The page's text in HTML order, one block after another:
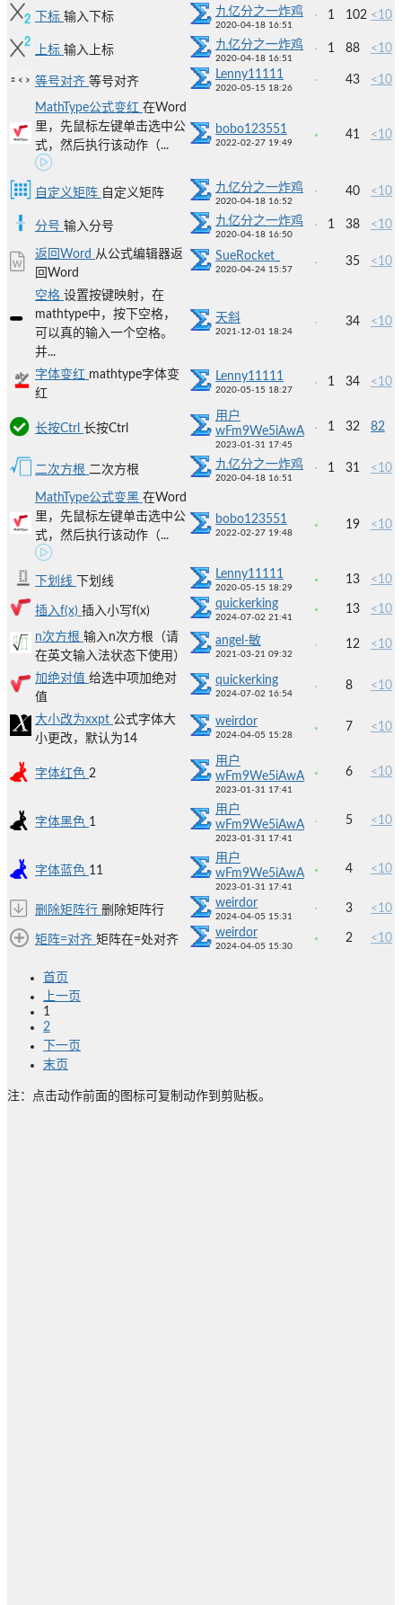
下标 输入下标 九亿分之一炸鸡
2020-04-18 16:51
1 102 <10
上标 输入上标 九亿分之一炸鸡
2020-04-18 16:51
1 88 <10
等号对齐 等号对齐
Lenny11111
2020-05-15 18:26
43 <10
MathType公式变红 在Word
里，先鼠标左键单击选中公
式，然后执行该动作（...
bobo123551
2022-02-27 19:49
41 <10
自定义矩阵 自定义矩阵 九亿分之一炸鸡
2020-04-18 16:52
40 <10
分号 输入分号 九亿分之一炸鸡
2020-04-18 16:50
1 38 <10
返回Word 从公式编辑器返
回Word
SueRocket_
2020-04-24 15:57
35 <10
空格 设置按键映射，在
mathtype中，按下空格，
可以真的输入一个空格。
并...
天斜
2021-12-01 18:24
34 <10
字体变红 mathtype字体变
红
Lenny11111
2020-05-15 18:27
1 34 <10
长按Ctrl 长按Ctrl
用户
wFm9We5iAwA
2023-01-31 17:45
1 32 82
二次方根 二次方根 九亿分之一炸鸡
2020-04-18 16:51
1 31 <10
MathType公式变黑 在Word
里，先鼠标左键单击选中公
式，然后执行该动作（...
bobo123551
2022-02-27 19:48
19 <10
下划线 下划线
Lenny11111
2020-05-15 18:29
13 <10
插入f(x) 插入小写f(x)
quickerking
2024-07-02 21:41
13 <10
n次方根 输入n次方根（请
在英文输入法状态下使用）
angel-敏
2021-03-21 09:32
12 <10
加绝对值 给选中项加绝对
值
quickerking
2024-07-02 16:54
8 <10
大小改为xxpt 公式字体大
小更改，默认为14
weirdor
2024-04-05 15:28
7 <10
字体红色 2
用户
wFm9We5iAwA
2023-01-31 17:41
6 <10
字体黑色 1
用户
wFm9We5iAwA
2023-01-31 17:41
5 <10
字体蓝色 11
用户
wFm9We5iAwA
2023-01-31 17:41
4 <10
删除矩阵行 删除矩阵行
weirdor
2024-04-05 15:31
3 <10
矩阵=对齐 矩阵在=处对齐
weirdor
2024-04-05 15:30
2 <10
首页
上一页
1
2
下一页
末页
注：点击动作前面的图标可复制动作到剪贴板。